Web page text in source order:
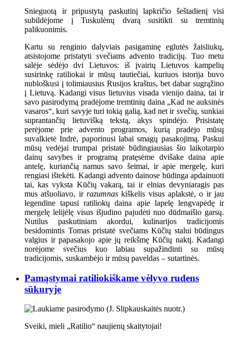
Snieguotą ir pripustytą paskutinį lapkričio šeštadienį visi
subildėjome į Tuskulėnų dvarą susitikti su tremtinių
palikuonimis.
Kartu su renginio dalyviais pasigaminę eglutės žaisliukų,
atsistojome pristatyti svečiams advento tradicijų. Tuo metu
salėje sėdėjo dvi Lietuvos: iš įvairių Lietuvos kampelių
susirinkę ratiliokai ir mūsų tautiečiai, kuriuos istorija buvo
nubloškusi į tolimiausius Rusijos kraštus, bet dabar sugrąžino
į Lietuvą. Kadangi visus lietuvius visada vienijo daina, tai ir
savo pasirodymą pradėjome tremtinių daina „Kad ne auksinės
vasaros“, kuri savyje turi tokią galią, kad net ir svečių, sunkiai
suprantančių lietuvišką tekstą, akys spindėjo. Prisistatę
perėjome prie advento programos, kurią pradėjo mūsų
suvalkietė Indrė, paporinusi labai smagų pasakojimą. Paskui
mūsų vedėjai trumpai pristatė būdingiausias šio laikotarpio
dainų savybes ir programą pratęsėme dvišake daina apie
antelę, kuriančią namus savo šeimai, ir apie mergelę, kuri
rengiasi ištekėti. Kadangi advento dainose būdinga apdainuoti
tai, kas vyksta Kūčių vakarą, tai ir elnias devyniaragis pas
mus atšuoliavo, ir razumnas kiškelis visus aplakstė, o ir jau
legendine tapusi ratiliokų daina apie lapelę lengvapėdę ir
mergelę lelijėlę visus išjudino pajudėti nuo dūdmaišio garsų.
Nutilus paskutiniam akordui, kulinarijos tradicijomis
besidomintis Tomas pristatė svečiams Kūčių stalui būdingus
valgius ir papasakojo apie jų reikšmę Kūčių naktį. Kadangi
norėjome svečius kuo labiau supažindinti su mūsų
tradicijomis, suskambėjo ir mūsų paveldas – sutartinės.
Pamąstymai ratiliokiškame vėlyvo rudens
sūkuryje
Sveiki, mieli „Ratilio“ naujienų skaitytojai!